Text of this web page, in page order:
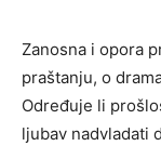
Zanosna i opora
praštanju, o
Određuje li
ljubav nadvladati